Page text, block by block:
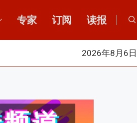
专家 订阅 读报
2026中国新疆种子交
2026年8月6日